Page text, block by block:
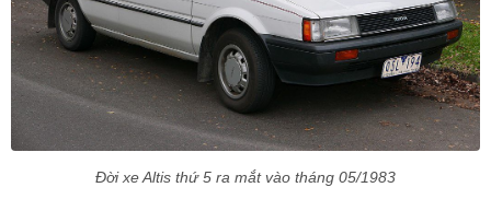
Đời xe Altis thứ 5 ra mắt vào tháng 05/1983